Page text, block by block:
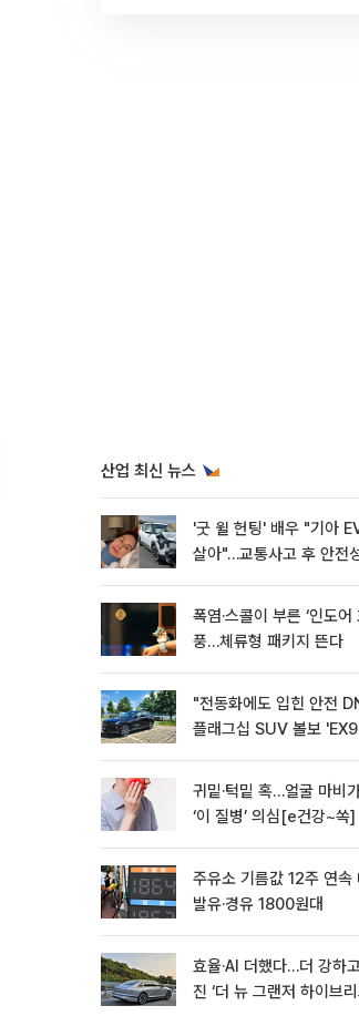
산업 최신 뉴스
'굿 윌 헌팅' 배우 "기아
살아"…교통사고 후 안전
폭염·스콜이 부른 ‘인도어
풍…체류형 패키지 뜬다
"전동화에도 입힌 안전
플래그십 SUV 볼보
귀밑·턱밑 혹…얼굴 마비
‘이 질병’ 의심[e건강~쏙]
주유소 기름값 12주 연속
발유·경유 1800원대
효율·AI 더했다…더 강하
진 ‘더 뉴 그랜저 하이브